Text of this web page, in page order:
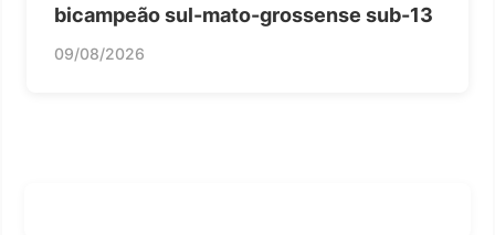
bicampeão sul-mato-grossense sub-13
09/08/2026